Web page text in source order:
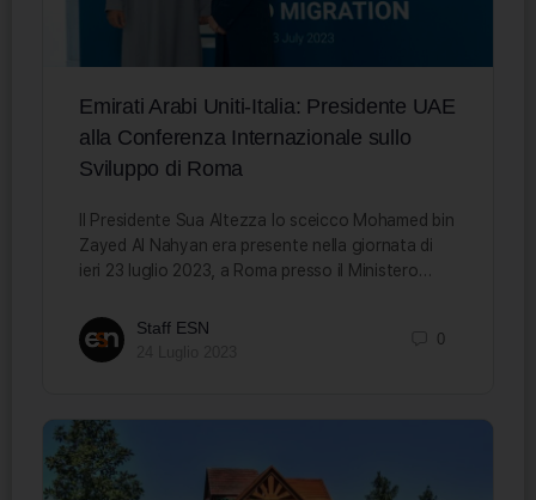
Emirati Arabi Uniti-Italia: Presidente UAE
alla Conferenza Internazionale sullo
Sviluppo di Roma
Il Presidente Sua Altezza lo sceicco Mohamed bin
Zayed Al Nahyan era presente nella giornata di
ieri 23 luglio 2023, a Roma presso il Ministero…
Staff ESN
0